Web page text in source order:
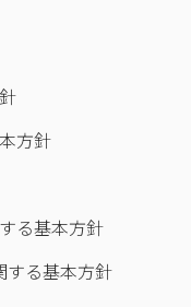
方針
る基本方針
する基本方針